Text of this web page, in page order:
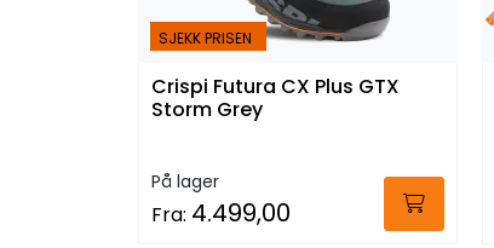
SJEKK PRISEN
Crispi Futura CX Plus GTX
Storm Grey
På lager
Fra: 4.499,00